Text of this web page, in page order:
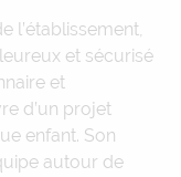
l’établissement,
et sécurisé
et
d’un projet
enfant. Son
autour de